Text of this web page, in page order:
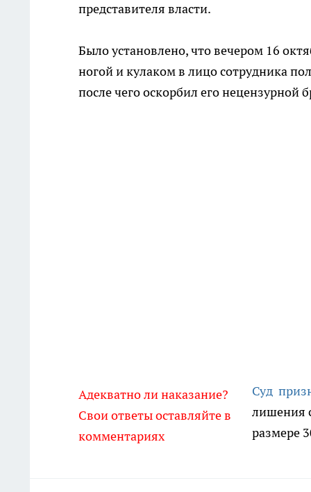
представителя власти.
Было установлено, что вечером 16
ногой и кулаком в лицо сотрудника
после чего оскорбил его нецензурной
Адекватно ли наказание?
Свои ответы оставляйте в
комментариях
Суд
лишения
размере